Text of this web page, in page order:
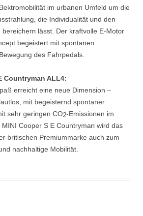
im urbanen Umfeld um die
die Individualität und den
lässt. Der kraftvolle E-Motor
begeistert mit spontanen
des Fahrpedals.
Countryman ALL4:
erreicht eine neue Dimension –
mit begeisternd spontaner
sehr geringen CO2-Emissionen im
Cooper S E Countryman wird das
britischen Premiummarke auch zum
nachhaltige Mobilität.